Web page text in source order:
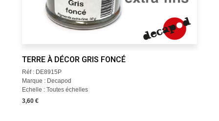
TERRE À DÉCOR GRIS FONCÉ
Réf : DE8915P
Marque : Decapod
Echelle : Toutes échelles
3,60 €